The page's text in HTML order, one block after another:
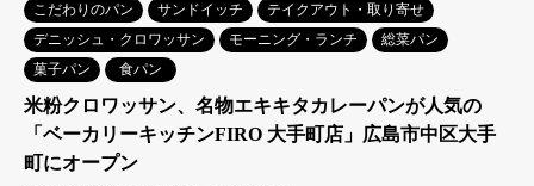
こだわりのパン
サンドイッチ
テイクアウト・取り寄せ
デニッシュ・クロワッサン
モーニング・ランチ
総菜パン
菓子パン
食パン
米粉クロワッサン、名物エキキタカレーパンが人気の
「ベーカリーキッチンFIRO 大手町店」広島市中区大手
町にオープン